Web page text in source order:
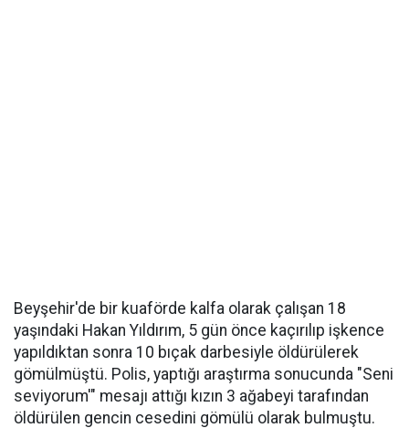
Beyşehir'de bir kuaförde kalfa olarak çalışan 18
yaşındaki Hakan Yıldırım, 5 gün önce kaçırılıp işkence
yapıldıktan sonra 10 bıçak darbesiyle öldürülerek
gömülmüştü. Polis, yaptığı araştırma sonucunda "Seni
seviyorum'" mesajı attığı kızın 3 ağabeyi tarafından
öldürülen gencin cesedini gömülü olarak bulmuştu.